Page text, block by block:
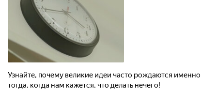
Узнайте, почему великие идеи часто рождаются именно
тогда, когда нам кажется, что делать нечего!